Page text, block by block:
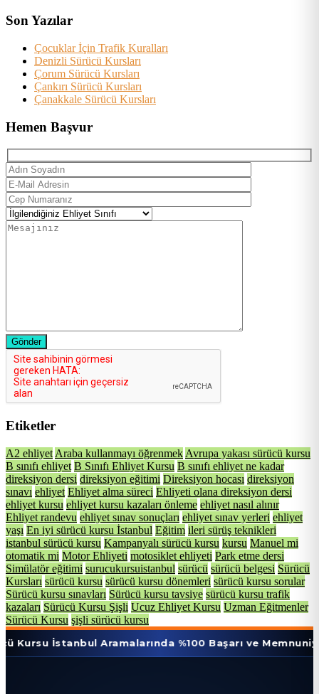
Son Yazılar
Çocuklar İçin Trafik Kuralları
Denizli Sürücü Kursları
Çorum Sürücü Kursları
Çankırı Sürücü Kursları
Çanakkale Sürücü Kursları
Hemen Başvur
Gönder
Etiketler
A2 ehliyet Araba kullanmayı öğrenmek Avrupa yakası sürücü kursu
B sınıfı ehliyet B Sınıfı Ehliyet Kursu B sınıfı ehliyet ne kadar
direksiyon dersi direksiyon eğitimi Direksiyon hocası direksiyon
sınavı ehliyet Ehliyet alma süreci Ehliyeti olana direksiyon dersi
ehliyet kursu ehliyet kursu kazaları önleme ehliyet nasıl alınır
Ehliyet randevu ehliyet sınav sonuçları ehliyet sınav yerleri ehliyet
yaşı En iyi sürücü kursu İstanbul Eğitim ileri sürüş teknikleri
istanbul sürücü kursu Kampanyalı sürücü kursu kursu Manuel mi
otomatik mi Motor Ehliyeti motosiklet ehliyeti Park etme dersi
Simülatör eğitimi surucukursuistanbul sürücü sürücü belgesi Sürücü
Kursları sürücü kursu sürücü kursu dönemleri sürücü kursu sorular
Sürücü kursu sınavları Sürücü kursu tavsiye sürücü kursu trafik
kazaları Sürücü Kursu Şişli Ucuz Ehliyet Kursu Uzman Eğitmenler
Sürücü Kursu şişli sürücü kursu
Aramalarında %100 Başarı ve Memnuniyet Oranı